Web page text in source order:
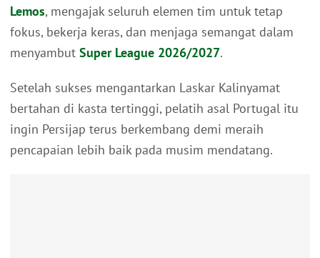
Lemos, mengajak seluruh elemen tim untuk tetap
fokus, bekerja keras, dan menjaga semangat dalam
menyambut Super League 2026/2027.
Setelah sukses mengantarkan Laskar Kalinyamat
bertahan di kasta tertinggi, pelatih asal Portugal itu
ingin Persijap terus berkembang demi meraih
pencapaian lebih baik pada musim mendatang.